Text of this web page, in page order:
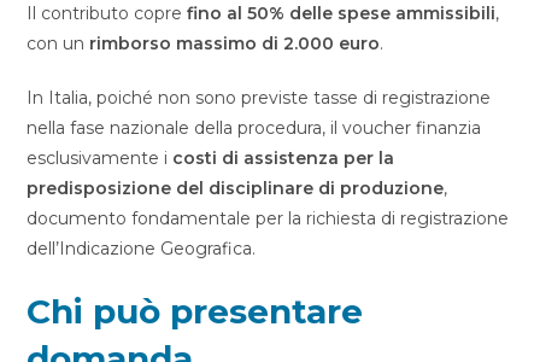
Il contributo coprefino al 50% delle spese ammissibili,
con un rimborso massimo di 2.000 euro.
In Italia, poiché non sono previste tasse di registrazione
nella fase nazionale della procedura, il voucher finanzia
esclusivamente i costi di assistenza per la
predisposizione del disciplinare di produzione,
documento fondamentale per la richiesta di registrazione
dell’Indicazione Geografica.
Chi può presentare